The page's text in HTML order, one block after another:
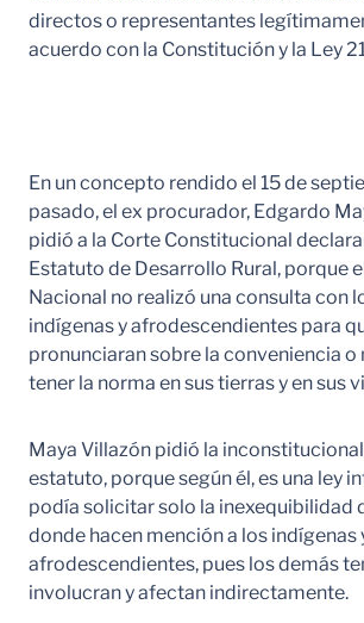
directos o representantes
acuerdo con la Constitución y la Ley
En un concepto rendido el 15 de
pasado, el ex procurador, Edgardo
pidió a la Corte Constitucional
Estatuto de Desarrollo Rural, porque
Nacional no realizó una consulta con
indígenas y afrodescendientes para
pronunciaran sobre la conveniencia o
tener la norma en sus tierras y en sus
Maya Villazón pidió la
estatuto, porque según él, es una ley
podía solicitar solo la inexequibilidad
donde hacen mención a los indígenas
afrodescendientes, pues los demás
involucran y afectan indirectamente.